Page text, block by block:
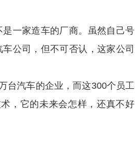
一家造车的厂商。虽然自己号
公司，但不可否认，这家公司
台汽车的企业，而这300个员工
，它的未来会怎样，还真不好